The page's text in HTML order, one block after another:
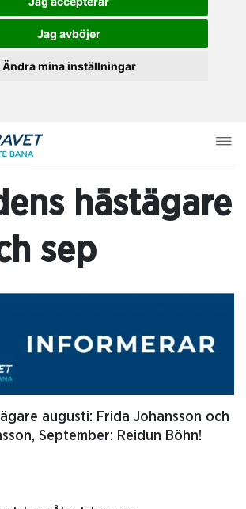
Jag avböjer
Ändra mina inställningar
hästägare
sep
augusti: Frida Johansson och
September: Reidun Böhn!